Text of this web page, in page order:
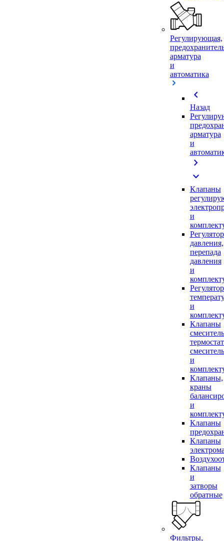
Регулирующая,
арматура
и
автоматика
chevron_left
Назад
арматура
и
chevron_right
expand_more
Клапаны
и
давления,
перепада
давления
и
и
Клапаны
и
Клапаны,
краны
и
Клапаны
Клапаны
Клапаны
и
затворы
обратные
Фильтры,